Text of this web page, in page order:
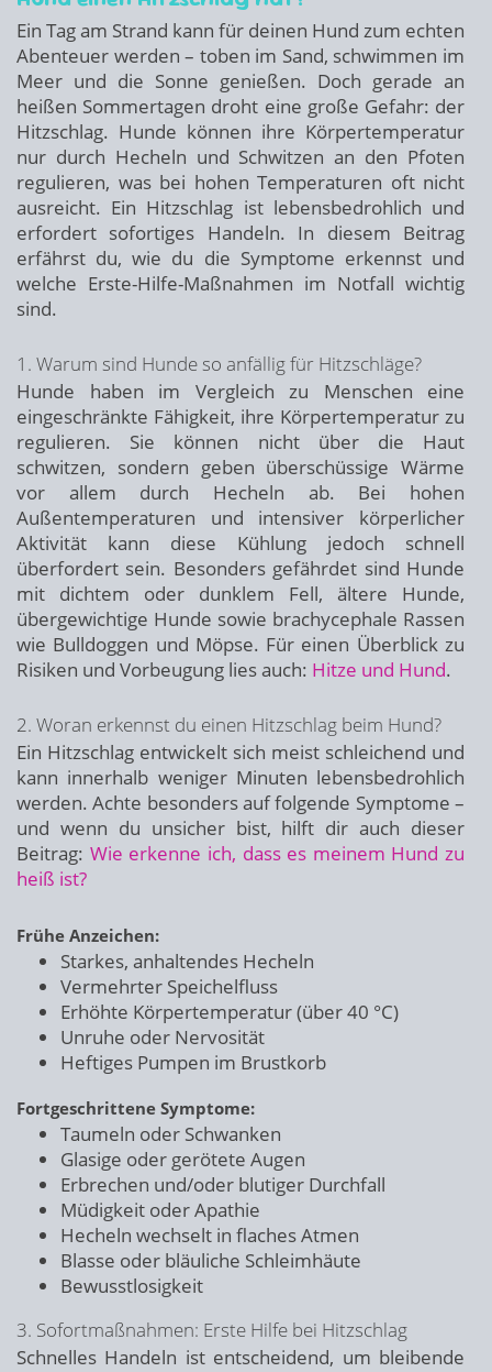
Ein Tag am Strand kann für deinen Hund zum echten
Abenteuer werden – toben im Sand, schwimmen im
Meer und die Sonne genießen. Doch gerade an
heißen Sommertagen droht eine große Gefahr: der
Hitzschlag. Hunde können ihre Körpertemperatur
nur durch Hecheln und Schwitzen an den Pfoten
regulieren, was bei hohen Temperaturen oft nicht
ausreicht. Ein Hitzschlag ist lebensbedrohlich und
erfordert sofortiges Handeln. In diesem Beitrag
erfährst du, wie du die Symptome erkennst und
welche Erste-Hilfe-Maßnahmen im Notfall wichtig
sind.
1. Warum sind Hunde so anfällig für Hitzschläge?
Hunde haben im Vergleich zu Menschen eine
eingeschränkte Fähigkeit, ihre Körpertemperatur zu
regulieren. Sie können nicht über die Haut
schwitzen, sondern geben überschüssige Wärme
vor allem durch Hecheln ab. Bei hohen
Außentemperaturen und intensiver körperlicher
Aktivität kann diese Kühlung jedoch schnell
überfordert sein. Besonders gefährdet sind Hunde
mit dichtem oder dunklem Fell, ältere Hunde,
übergewichtige Hunde sowie brachycephale Rassen
wie Bulldoggen und Möpse. Für einen Überblick zu
Risiken und Vorbeugung lies auch: Hitze und Hund.
2. Woran erkennst du einen Hitzschlag beim Hund?
Ein Hitzschlag entwickelt sich meist schleichend und
kann innerhalb weniger Minuten lebensbedrohlich
werden. Achte besonders auf folgende Symptome –
und wenn du unsicher bist, hilft dir auch dieser
Beitrag: Wie erkenne ich, dass es meinem Hund zu
heiß ist?
Frühe Anzeichen:
Starkes, anhaltendes Hecheln
Vermehrter Speichelfluss
Erhöhte Körpertemperatur (über 40 °C)
Unruhe oder Nervosität
Heftiges Pumpen im Brustkorb
Fortgeschrittene Symptome:
Taumeln oder Schwanken
Glasige oder gerötete Augen
Erbrechen und/oder blutiger Durchfall
Müdigkeit oder Apathie
Hecheln wechselt in flaches Atmen
Blasse oder bläuliche Schleimhäute
Bewusstlosigkeit
3. Sofortmaßnahmen: Erste Hilfe bei Hitzschlag
Schnelles Handeln ist entscheidend, um bleibende